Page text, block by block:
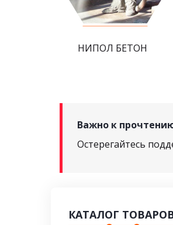
НИПОЛ БЕТОН
Важно к
Остерегайтесь
КАТАЛОГ